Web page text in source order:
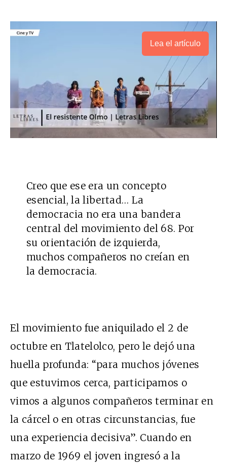
Lea el artículo
Creo que ese era un concepto
esencial, la libertad… La
democracia no era una bandera
central del movimiento del 68. Por
su orientación de izquierda,
muchos compañeros no creían en
la democracia.
El movimiento fue aniquilado el 2 de
octubre en Tlatelolco, pero le dejó una
huella profunda: “para muchos jóvenes
que estuvimos cerca, participamos o
vimos a algunos compañeros terminar en
la cárcel o en otras circunstancias, fue
una experiencia decisiva”. Cuando en
marzo de 1969 el joven ingresó a la